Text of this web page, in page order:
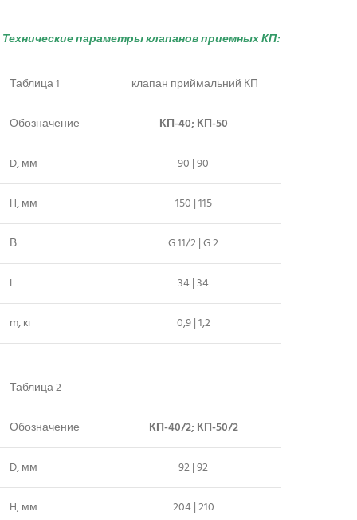
Технические параметры клапанов приемных КП:
Таблица 1 клапан приймальний КП
Обозначение КП-40; КП-50
D, мм 90 | 90
H, мм 150 | 115
В G 11/2 | G 2
L 34 | 34
m, кг 0,9 | 1,2
Таблица 2
Обозначение КП-40/2; КП-50/2
D, мм 92 | 92
H, мм 204 | 210